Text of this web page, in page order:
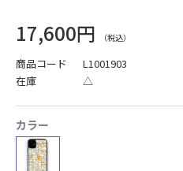
17,600円
商品コード
L1001903
在庫
△
カラー